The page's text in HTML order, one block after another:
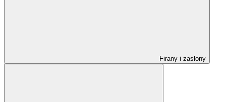
Firany i zasłony